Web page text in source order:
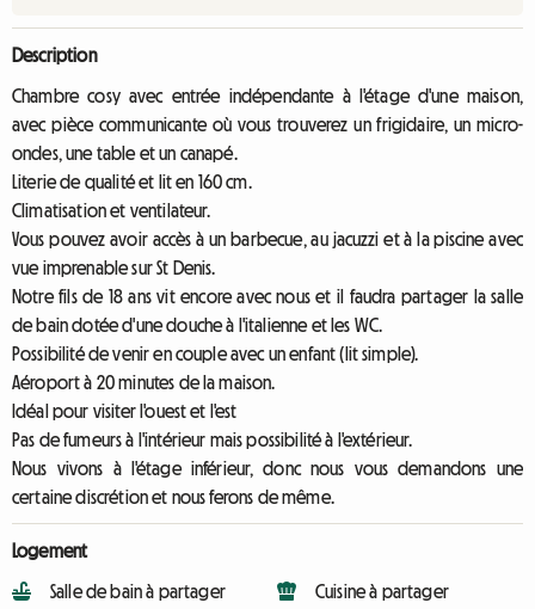
Description
Chambre cosy avec entrée indépendante à l'étage d'une maison,
avec pièce communicante où vous trouverez un frigidaire, un micro-
ondes, une table et un canapé.
Literie de qualité et lit en 160 cm.
Climatisation et ventilateur.
Vous pouvez avoir accès à un barbecue, au jacuzzi et à la piscine avec
vue imprenable sur St Denis.
Notre fils de 18 ans vit encore avec nous et il faudra partager la salle
de bain dotée d'une douche à l'italienne et les WC.
Possibilité de venir en couple avec un enfant (lit simple).
Aéroport à 20 minutes de la maison.
Idéal pour visiter l'ouest et l'est
Pas de fumeurs à l'intérieur mais possibilité à l'extérieur.
Nous vivons à l'étage inférieur, donc nous vous demandons une
certaine discrétion et nous ferons de même.
Logement
Salle de bain à partager
Cuisine à partager